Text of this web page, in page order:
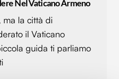
Nel Vaticano Armeno
ma la città di
il Vaticano
guida ti parliamo